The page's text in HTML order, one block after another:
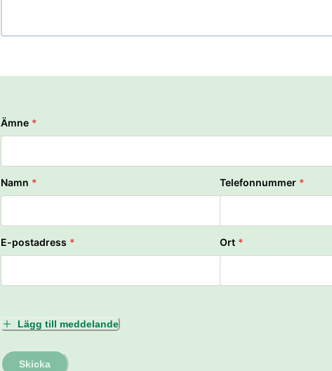
Ämne *
Namn * Telefonnummer *
E-postadress * Ort *
Lägg till meddelande
Skicka